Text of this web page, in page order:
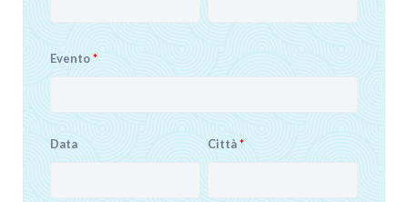
Evento*
Data Città*